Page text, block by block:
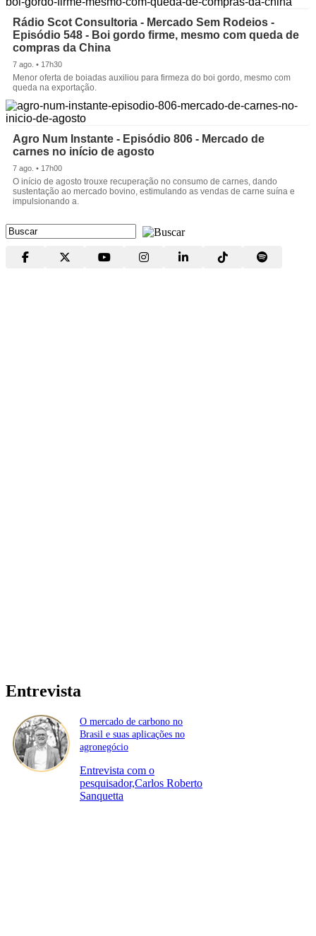
Rádio Scot Consultoria - Mercado Sem Rodeios -
Episódio 548 - Boi gordo firme, mesmo com queda de
compras da China
7 ago. • 17h30
Menor oferta de boiadas auxiliou para firmeza do boi gordo, mesmo com
queda na exportação.
Agro Num Instante - Episódio 806 - Mercado de
carnes no início de agosto
7 ago. • 17h00
O início de agosto trouxe recuperação no consumo de carnes, dando
sustentação ao mercado bovino, estimulando as vendas de carne suína e
impulsionando a.
Entrevista
O mercado de carbono no
Brasil e suas aplicações no
agronegócio
Entrevista com o
pesquisador,Carlos Roberto
Sanquetta